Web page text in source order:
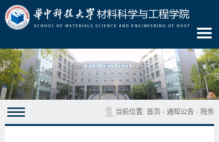
当前位置: 首页 - 通知公告 - 院务